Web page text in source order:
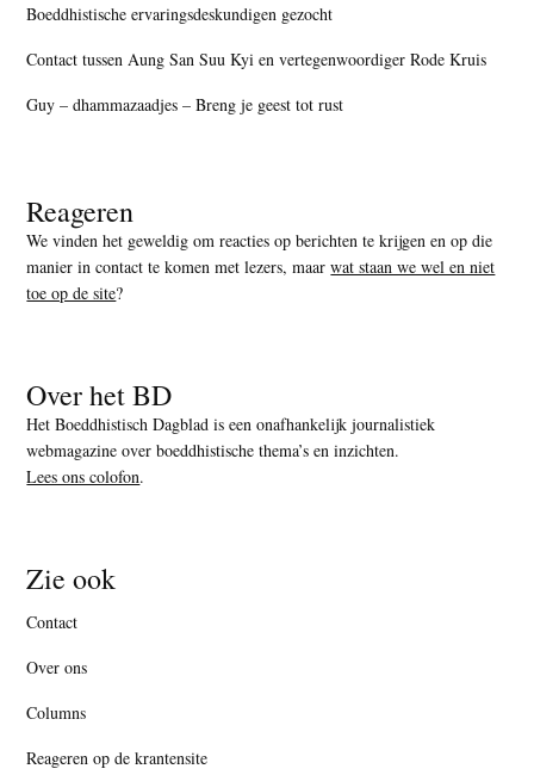
Boeddhistische ervaringsdeskundigen gezocht
Contact tussen Aung San Suu Kyi en vertegenwoordiger Rode Kruis
Guy – dhammazaadjes – Breng je geest tot rust
Reageren
We vinden het geweldig om reacties op berichten te krijgen en op die
manier in contact te komen met lezers, maarwat staan we wel en niet
toe op de site?
Over het BD
Het Boeddhistisch Dagblad is een onafhankelijk journalistiek
webmagazine over boeddhistische thema’s en inzichten.
Lees ons colofon.
Zie ook
Contact
Over ons
Columns
Reageren op de krantensite